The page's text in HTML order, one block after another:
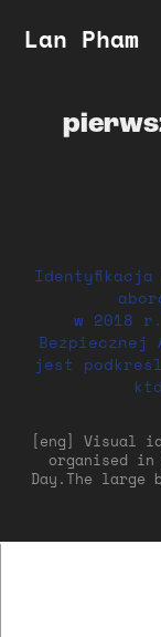
Lan Pham
Identyfikacja
w 2018
Bezpiecznej
jest
[eng] Visual
organised in
Day.The large